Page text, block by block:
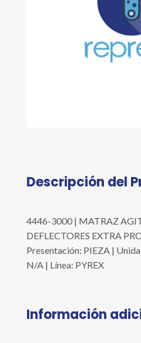
Descripción del
4446-3000 | MATRAZ
DEFLECTORES EXTRA
Presentación: PIEZA |
N/A | Línea: PYREX
Información